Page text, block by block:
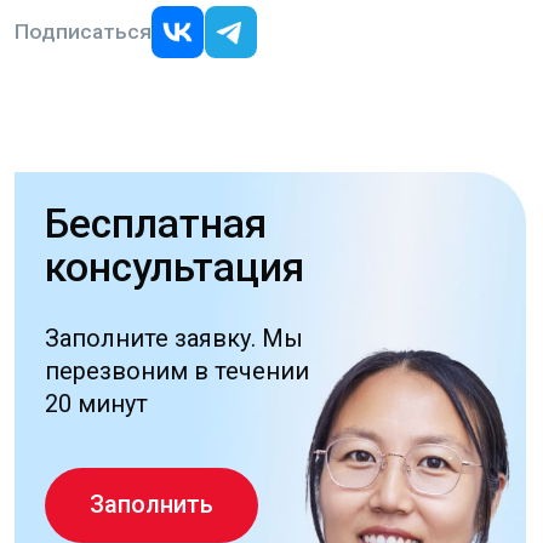
8 800 777 61 98
+7 (495) 481-07-28